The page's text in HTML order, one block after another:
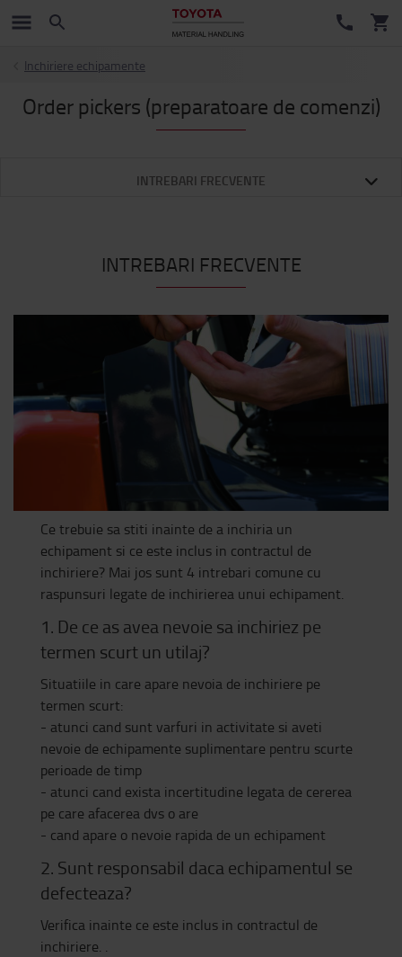
Inchiriere echipamente
Order pickers (preparatoare de comenzi)
INTREBARI FRECVENTE
INTREBARI FRECVENTE
Ce trebuie sa stiti inainte de a inchiria un
echipament si ce este inclus in contractul de
inchiriere? Mai jos sunt 4 intrebari comune cu
raspunsuri legate de inchirierea unui echipament.
1. De ce as avea nevoie sa inchiriez pe
termen scurt un utilaj?
Situatiile in care apare nevoia de inchiriere pe
termen scurt:
- atunci cand sunt varfuri in activitate si aveti
nevoie de echipamente suplimentare pentru scurte
perioade de timp
- atunci cand exista incertitudine legata de cererea
pe care afacerea dvs o are
- cand apare o nevoie rapida de un echipament
2. Sunt responsabil daca echipamentul se
defecteaza?
Verifica inainte ce este inclus in contractul de
inchiriere. .